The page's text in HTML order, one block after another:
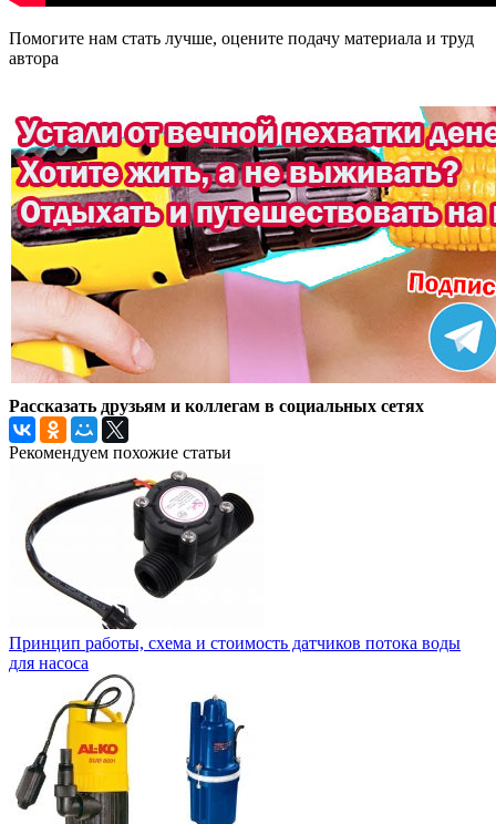
Помогите нам стать лучше, оцените подачу материала и труд
автора
Рассказать друзьям и коллегам в социальных сетях
Рекомендуем похожие статьи
Принцип работы, схема и стоимость датчиков потока воды
для насоса